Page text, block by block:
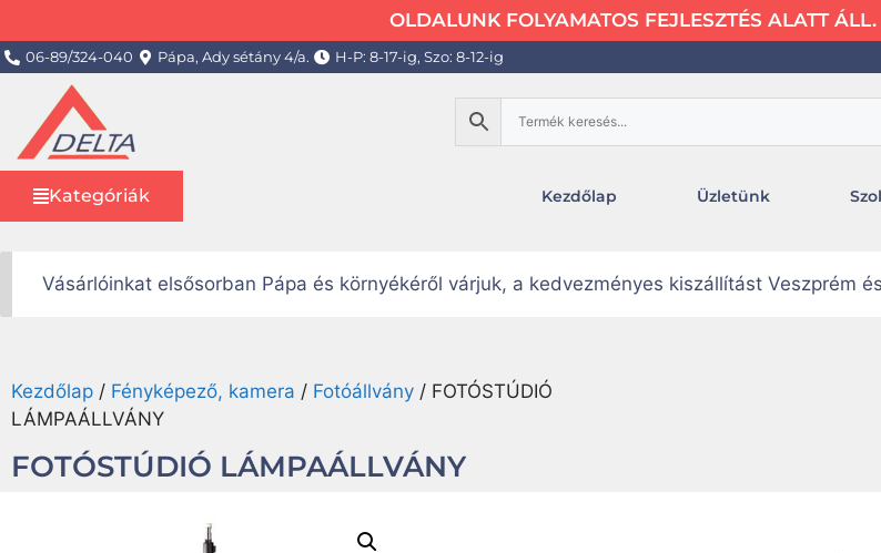
OLDALUNK FOLYAMATOS FEJLESZTÉS ALATT ÁLL.
06-89/324-040 Pápa, Ady sétány 4/a. H-P: 8-17-ig, Szo: 8-12-ig
Kategóriák Kezdőlap Üzletünk
Vásárlóinkat elsősorban Pápa és környékéről várjuk, a kedvezményes kiszállítást Veszprém
Kezdőlap / Fényképező, kamera / Fotóállvány / FOTÓSTÚDIÓ
LÁMPAÁLLVÁNY
FOTÓSTÚDIÓ LÁMPAÁLLVÁNY